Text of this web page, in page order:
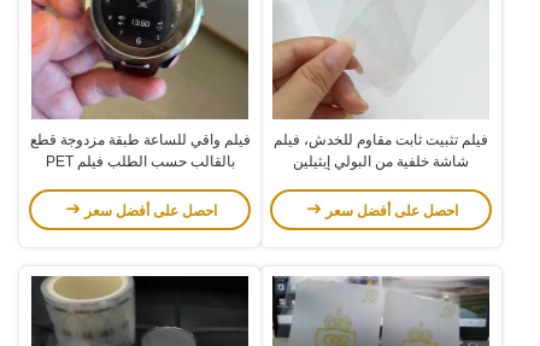
فيلم تثبيت ثابت مقاوم للخدش، فيلم
شاشة خلفية من البولي إيثيلين
كهرباء ساكنة
احصل على أفضل سعر
فيلم واقي للساعة طبقة مزدوجة قطع
بالقالب حسب الطلب فيلم PET
احصل على أفضل سعر